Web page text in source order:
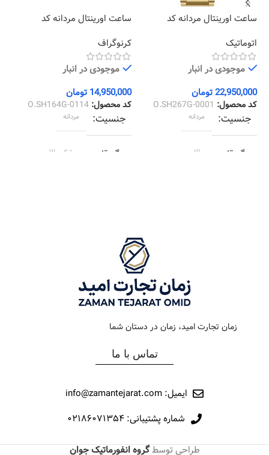
ساعت اورینتال مردانه کد
اتوماتیک
موجودی در انبار
22,950,000تومان
کد محصول: O.SH267G-0001
جنسیت مردانه
رنگ قاب طلایی
اتوماتیک
رفرانس 267
ساعت اورینتال مردانه کد
کرنوگراف
موجودی در انبار
14,950,000 تومان
کد محصول: O.SH164G-0114
جنسیت مردانه
رنگ قاب مشکی طلایی
جنس بند
نوع ساعت
رفرانس
برند
زمان تجارت امید، زمان در دستان شما
تماس با ما
ایمیل: info@zamantejarat.com
شماره پشتیبانی: ۰۲۱۸۶۰۷۱۳۵۴
طراحی توسطگروه انفورماتیک جوان